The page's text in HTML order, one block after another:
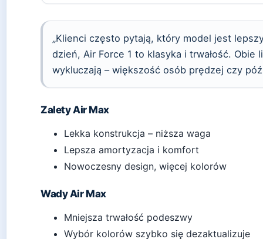
„Klienci często pytają, który model jest
dzień, Air Force 1 to klasyka i trwałość.
wykluczają – większość osób prędzej czy
Zalety Air Max
Lekka konstrukcja – niższa waga
Lepsza amortyzacja i komfort
Nowoczesny design, więcej kolorów
Wady Air Max
Mniejsza trwałość podeszwy
Wybór kolorów szybko się dezaktualizuje